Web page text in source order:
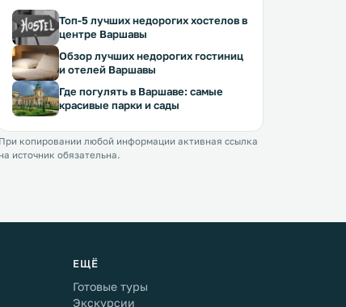
Топ-5 лучших недорогих хостелов в
центре Варшавы
Обзор лучших недорогих гостиниц
и отелей Варшавы
Где погулять в Варшаве: самые
красивые парки и сады
При копировании любой информации активная ссылка
на источник обязательна.
ЕЩЁ
Готовые туры
Экскурсии